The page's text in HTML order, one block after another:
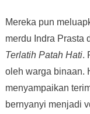
Mereka pun
merdu Indra Prasta
Terlatih Patah Hati.
oleh warga binaan.
menyampaikan
bernyanyi menjadi